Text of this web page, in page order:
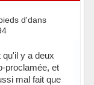
d'dans
y a deux
proclamée, et
mal fait que